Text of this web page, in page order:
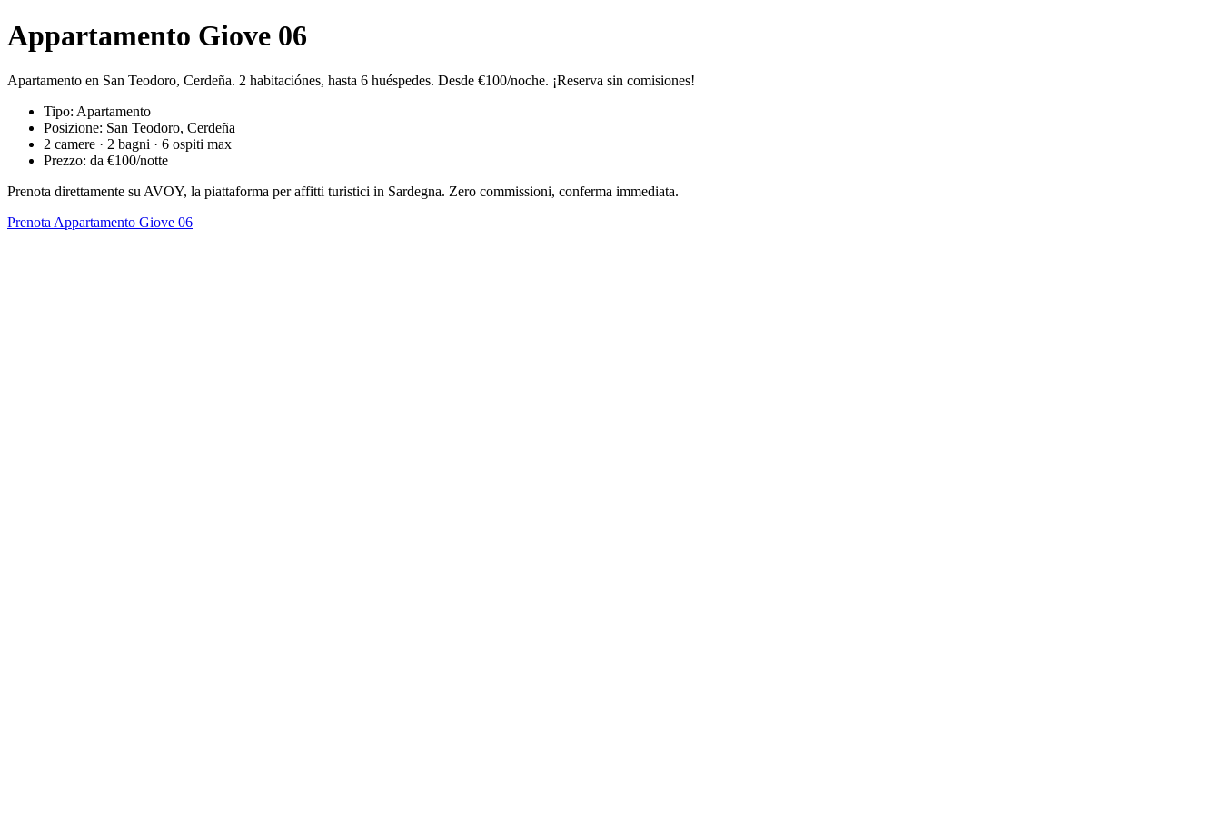
Appartamento Giove 06
Apartamento en San Teodoro, Cerdeña. 2 habitaciónes, hasta 6 huéspedes. Desde €100/noche. ¡Reserva sin comisiones!
Tipo: Apartamento
Posizione: San Teodoro, Cerdeña
2 camere · 2 bagni · 6 ospiti max
Prezzo: da €100/notte
Prenota direttamente su AVOY, la piattaforma per affitti turistici in Sardegna. Zero commissioni, conferma immediata.
Prenota Appartamento Giove 06